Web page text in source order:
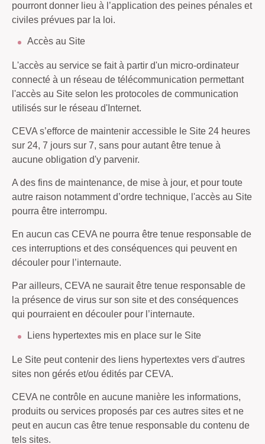
pourront donner lieu à l’application des peines pénales et
civiles prévues par la loi.
Accès au Site
L'accès au service se fait à partir d'un micro-ordinateur
connecté à un réseau de télécommunication permettant
l'accès au Site selon les protocoles de communication
utilisés sur le réseau d'Internet.
CEVA s’efforce de maintenir accessible le Site 24 heures
sur 24, 7 jours sur 7, sans pour autant être tenue à
aucune obligation d'y parvenir.
A des fins de maintenance, de mise à jour, et pour toute
autre raison notamment d’ordre technique, l'accès au Site
pourra être interrompu.
En aucun cas CEVA ne pourra être tenue responsable de
ces interruptions et des conséquences qui peuvent en
découler pour l’internaute.
Par ailleurs, CEVA ne saurait être tenue responsable de
la présence de virus sur son site et des conséquences
qui pourraient en découler pour l’internaute.
Liens hypertextes mis en place sur le Site
Le Site peut contenir des liens hypertextes vers d'autres
sites non gérés et/ou édités par CEVA.
CEVA ne contrôle en aucune manière les informations,
produits ou services proposés par ces autres sites et ne
peut en aucun cas être tenue responsable du contenu de
tels sites.